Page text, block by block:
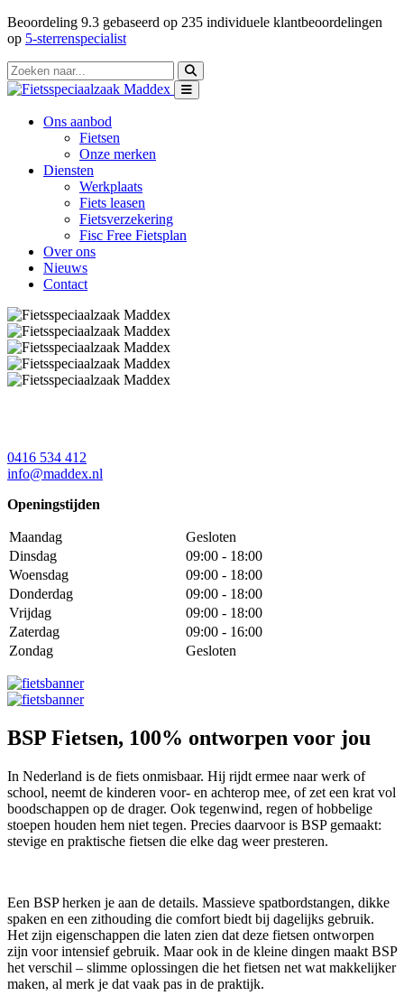
Beoordeling 9.3 gebaseerd op 235 individuele klantbeoordelingen
op 5-sterrenspecialist
Ons aanbod
Fietsen
Onze merken
Diensten
Werkplaats
Fiets leasen
Fietsverzekering
Fisc Free Fietsplan
Over ons
Nieuws
Contact
0416 534 412
info@maddex.nl
Openingstijden
Maandag
Gesloten
Dinsdag
09:00 - 18:00
Woensdag
09:00 - 18:00
Donderdag
09:00 - 18:00
Vrijdag
09:00 - 18:00
Zaterdag
09:00 - 16:00
Zondag
Gesloten
BSP Fietsen, 100% ontworpen voor jou
In Nederland is de fiets onmisbaar. Hij rijdt ermee naar werk of
school, neemt de kinderen voor- en achterop mee, of zet een krat vol
boodschappen op de drager. Ook tegenwind, regen of hobbelige
stoepen houden hem niet tegen. Precies daarvoor is BSP gemaakt:
stevige en praktische fietsen die elke dag weer presteren.
Een BSP herken je aan de details. Massieve spatbordstangen, dikke
spaken en een zithouding die comfort biedt bij dagelijks gebruik.
Het zijn eigenschappen die laten zien dat deze fietsen ontworpen
zijn voor intensief gebruik. Maar ook in de kleine dingen maakt BSP
het verschil – slimme oplossingen die het fietsen net wat makkelijker
maken, al merk je dat vaak pas in de praktijk.